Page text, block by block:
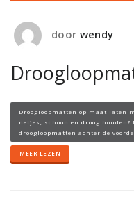
door wendy
Droogloopmatten op maat laten
netjes, schoon en droog houden?
droogloopmatten achter de
MEER LEZEN